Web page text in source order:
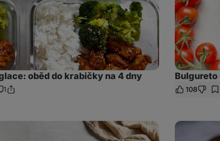
oběd do krabičky na 4 dny
1Sdílet
Bulgureto
108
Zapečená